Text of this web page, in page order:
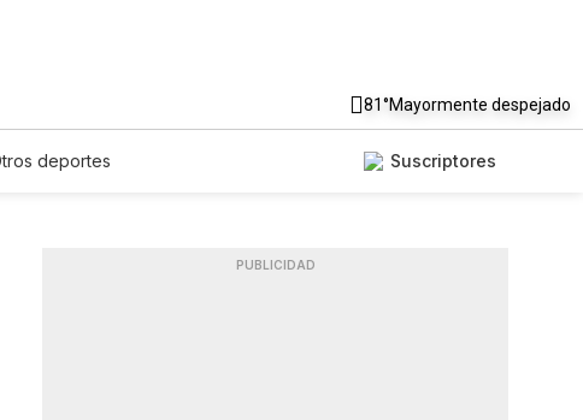
81°Mayormente despejado
deportes Suscriptores
PUBLICIDAD